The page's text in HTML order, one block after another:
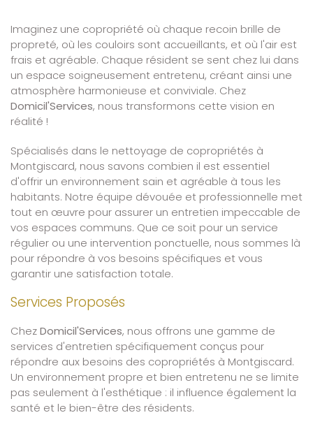
Imaginez une copropriété où chaque recoin brille de
propreté, où les couloirs sont accueillants, et où l'air est
frais et agréable. Chaque résident se sent chez lui dans
un espace soigneusement entretenu, créant ainsi une
atmosphère harmonieuse et conviviale. Chez
Domicil'Services, nous transformons cette vision en
réalité !
Spécialisés dans le nettoyage de copropriétés à
Montgiscard, nous savons combien il est essentiel
d'offrir un environnement sain et agréable à tous les
habitants. Notre équipe dévouée et professionnelle met
tout en œuvre pour assurer un entretien impeccable de
vos espaces communs. Que ce soit pour un service
régulier ou une intervention ponctuelle, nous sommes là
pour répondre à vos besoins spécifiques et vous
garantir une satisfaction totale.
Services Proposés
ChezDomicil'Services, nous offrons une gamme de
services d'entretien spécifiquement conçus pour
répondre aux besoins des copropriétés à Montgiscard.
Un environnement propre et bien entretenu ne se limite
pas seulement à l'esthétique : il influence également la
santé et le bien-être des résidents.